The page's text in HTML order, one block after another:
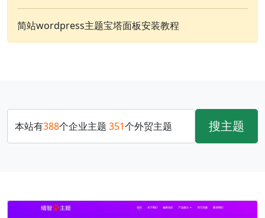
简站wordpress主题宝塔面板安装教程
本站有388个企业主题 351个外贸主题 搜主题